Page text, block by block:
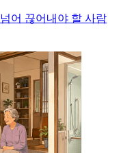
어 끊어내야 할 사람